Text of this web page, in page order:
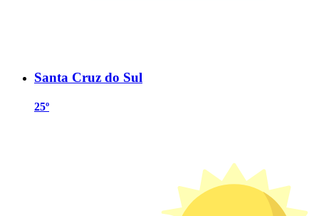
Santa Cruz do Sul
25º